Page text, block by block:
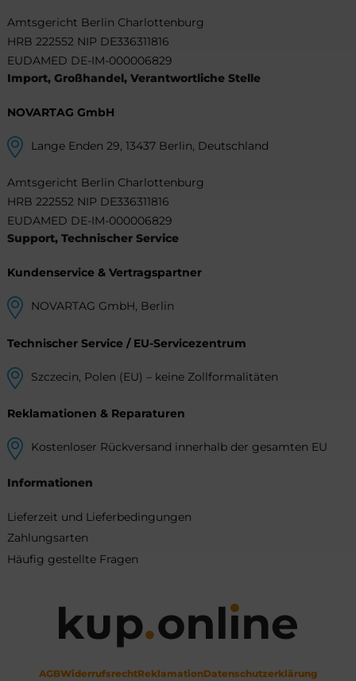
Amtsgericht Berlin Charlottenburg
HRB 222552 NIP DE336311816
EUDAMED DE-IM-000006829
Import, Großhandel, Verantwortliche Stelle
NOVARTAG GmbH
Lange Enden 29, 13437 Berlin, Deutschland
Amtsgericht Berlin Charlottenburg
HRB 222552 NIP DE336311816
EUDAMED DE-IM-000006829
Support, Technischer Service
Kundenservice & Vertragspartner
NOVARTAG GmbH, Berlin
Technischer Service / EU-Servicezentrum
Szczecin, Polen (EU) – keine Zollformalitäten
Reklamationen & Reparaturen
Kostenloser Rückversand innerhalb der gesamten EU
Informationen
Lieferzeit und Lieferbedingungen
Zahlungsarten
Häufig gestellte Fragen
AGBWiderrufsrechtReklamationDatenschutzerklärung